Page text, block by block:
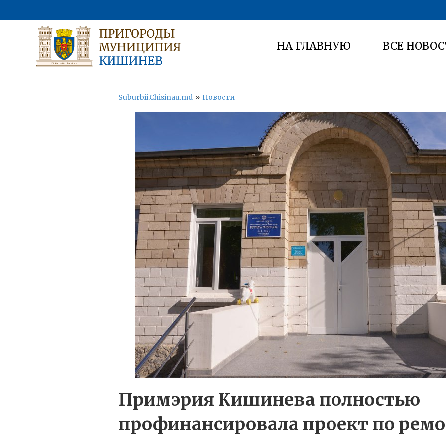
НА ГЛАВНУЮ ВСЕ
Suburbii.Chisinau.md » Новости
Примэрия Кишинева полностью
профинансировала проект по